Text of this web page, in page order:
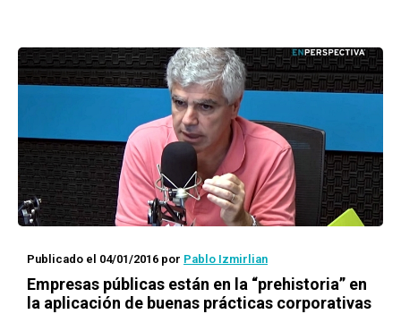
Publicado el 04/01/2016 por Pablo Izmirlian
Empresas públicas están en la “prehistoria” en
la aplicación de buenas prácticas corporativas